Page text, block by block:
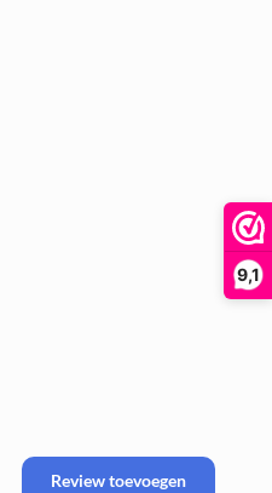
9,1
Review toevoegen